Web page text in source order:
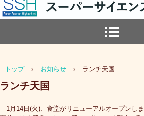
トップ › お知らせ › ランチ天国
ランチ天国
1月14日(火)、食堂がリニューアルオープンし